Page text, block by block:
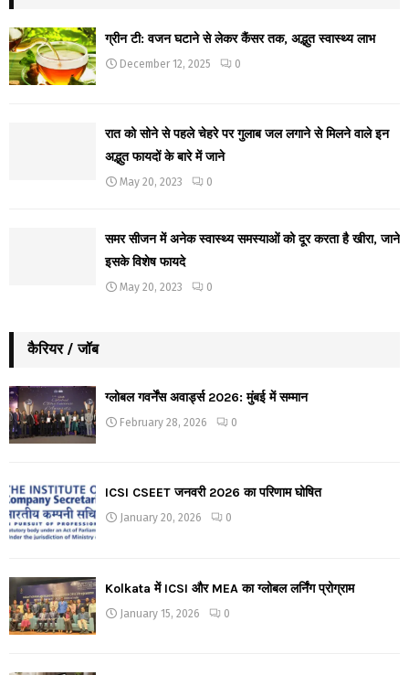
ग्रीन टी: वजन घटाने से लेकर कैंसर तक, अद्भुत स्वास्थ्य लाभ
December 12, 2025 0
रात को सोने से पहले चेहरे पर गुलाब जल लगाने से मिलने वाले इन
अद्भुत फायदों के बारे में जाने
May 20, 2023 0
समर सीजन में अनेक स्वास्थ्य समस्याओं को दूर करता है खीरा, जाने
इसके विशेष फायदे
May 20, 2023 0
कैरियर / जॉब
ग्लोबल गवर्नेंस अवार्ड्स 2026: मुंबई में सम्मान
February 28, 2026 0
ICSI CSEET जनवरी 2026 का परिणाम घोषित
January 20, 2026 0
Kolkata में ICSI और MEA का ग्लोबल लर्निंग प्रोग्राम
January 15, 2026 0